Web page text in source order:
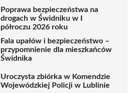
Poprawa bezpieczeństwa na
drogach w Świdniku w I
półroczu 2026 roku
Fala upałów i bezpieczeństwo –
przypomnienie dla mieszkańców
Świdnika
Uroczysta zbiórka w Komendzie
Wojewódzkiej Policji w Lublinie